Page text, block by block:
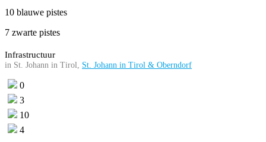
10 blauwe pistes
7 zwarte pistes
Infrastructuur
in St. Johann in Tirol, St. Johann in Tirol & Oberndorf
0
3
10
4